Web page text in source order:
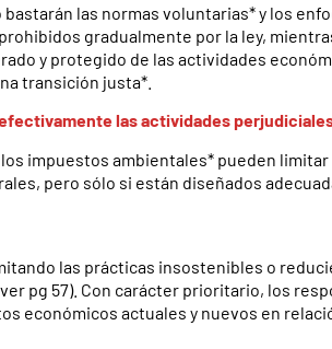
las normas voluntarias* y los
gradualmente por la ley,
y protegido de las actividades
transición justa*.
las actividades
impuestos ambientales* pueden
pero sólo si están diseñados
las prácticas insostenibles o
pg 57). Con carácter prioritario, los
económicos actuales y nuevos en